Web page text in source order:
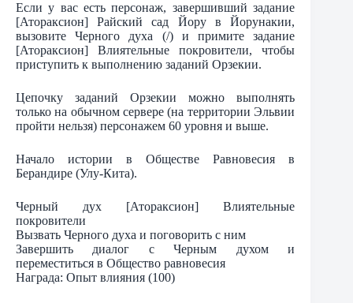
Если у вас есть персонаж, завершивший задание
[Атораксион] Райский сад Йору в Йорунакии,
вызовите Черного духа (/) и примите задание
[Атораксион] Влиятельные покровители, чтобы
приступить к выполнению заданий Орзекии.
Цепочку заданий Орзекии можно выполнять
только на обычном сервере (на территории Эльвии
пройти нельзя) персонажем 60 уровня и выше.
Начало истории в Обществе Равновесия в
Берандире (Улу-Кита).
Черный дух [Атораксион] Влиятельные
покровители
Вызвать Черного духа и поговорить с ним
Завершить диалог с Черным духом и
переместиться в Общество равновесия
Награда: Опыт влияния (100)